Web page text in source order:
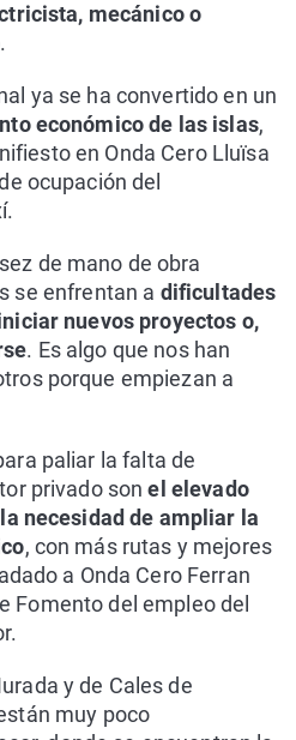
mecánico o
.
ya se ha convertido en un
económico de las islas,
en Onda Cero Lluïsa
ocupación del
de mano de obra
se enfrentan a dificultades
nuevos proyectos o,
. Es algo que nos han
porque empiezan a
paliar la falta de
privado sonel elevado
necesidad de ampliar la
, con más rutas y mejores
a Onda Cero Ferran
Fomento del empleo del
y de Cales de
muy poco